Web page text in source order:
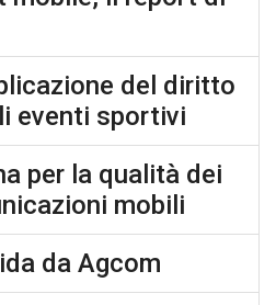
del diritto
eventi sportivi
per la qualità dei
mobili
da Agcom